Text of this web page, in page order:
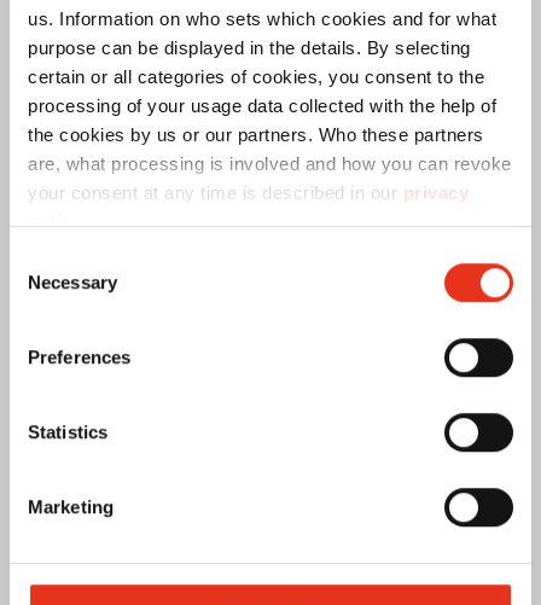
us. Information on who sets which cookies and for what
purpose can be displayed in the details. By selecting
certain or all categories of cookies, you consent to the
processing of your usage data collected with the help of
the cookies by us or our partners. Who these partners
are, what processing is involved and how you can revoke
your consent at any time is described in our privacy
policy.
Selection
Necessary
Preferences
Statistics
Marketing
Обратите внимание, что описанные периоды
хранения и обязательства по хранению
информации относятся к Германии. В
зависимости от страны, правовые нормы могут
отличаться.
Данная таблица предоставляет обзор сроков
хранения некоторых видов частной
выписки из земельного реестра:
Гарантийные документы:
Свидетельство о рождении:пожизненно